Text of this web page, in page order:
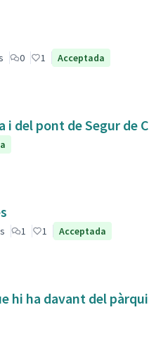
0 1 Acceptada
i del pont de Segur de
1 1 Acceptada
hi ha davant del